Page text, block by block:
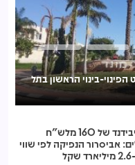
בינוי הראשון בתל
עם דיבידנד של 160 מלש"ח
אביסרור הנפיקה לפי שווי